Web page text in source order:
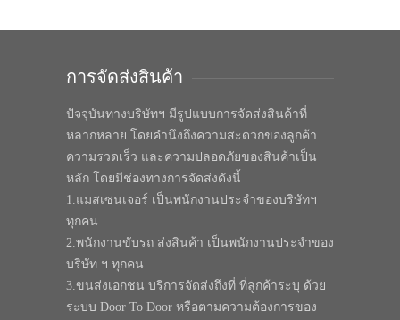
การจัดส่งสินค้า
ปัจจุบันทางบริษัทฯ มีรูปแบบการจัดส่งสินค้าที่
หลากหลาย โดยคำนึงถึงความสะดวกของลูกค้า
ความรวดเร็ว และความปลอดภัยของสินค้าเป็น
หลัก โดยมีช่องทางการจัดส่งดังนี้
1.แมสเซนเจอร์ เป็นพนักงานประจำของบริษัทฯ
ทุกคน
2.พนักงานขับรถ ส่งสินค้า เป็นพนักงานประจำของ
บริษัท ฯ ทุกคน
3.ขนส่งเอกชน บริการจัดส่งถึงที่ ที่ลูกค้าระบุ ด้วย
ระบบ Door To Door หรือตามความต้องการของ